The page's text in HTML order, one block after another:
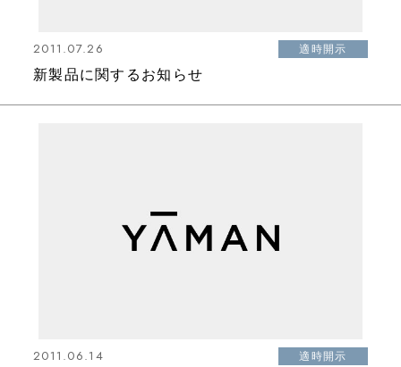
2011.07.26 適時開示
新製品に関するお知らせ
2011.06.14 適時開示